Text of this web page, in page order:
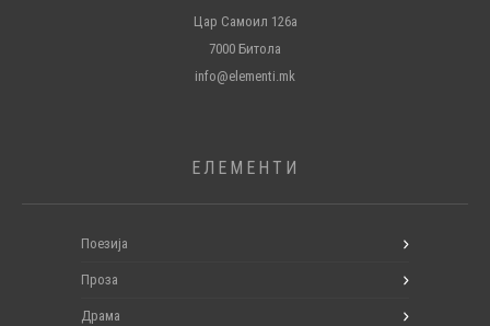
Цар Самоил 126а
7000 Битола
info@elementi.mk
ЕЛЕМЕНТИ
Поезија
Проза
Драма